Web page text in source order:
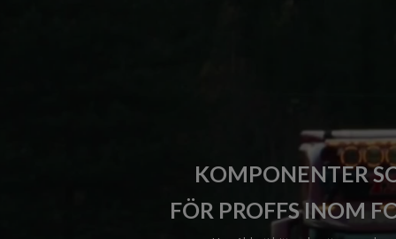
KOMPONENTER
FÖR PROFFS INOM